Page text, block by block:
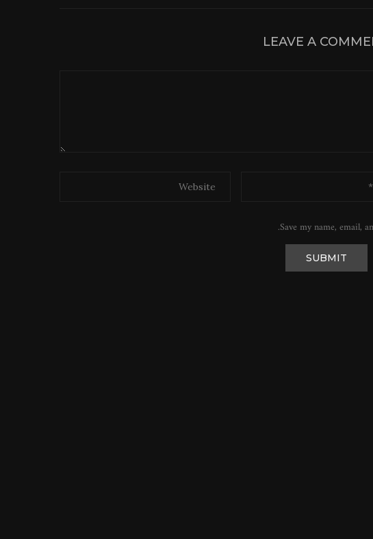
LEAVE A
Save my name, email,